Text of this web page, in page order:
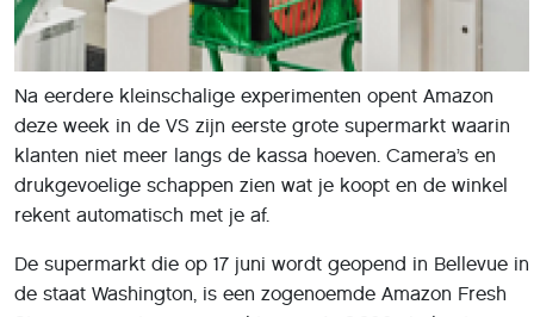
Na eerdere kleinschalige experimenten opent Amazon
deze week in de VS zijn eerste grote supermarkt waarin
klanten niet meer langs de kassa hoeven. Camera’s en
drukgevoelige schappen zien wat je koopt en de winkel
rekent automatisch met je af.
De supermarkt die op 17 juni wordt geopend in Bellevue in
de staat Washington, is een zogenoemde Amazon Fresh